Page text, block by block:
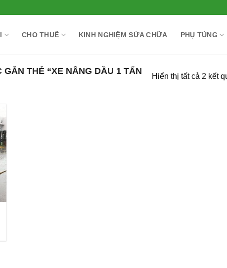
CHO THUÊ KINH NGHIỆM SỬA CHỮA PHỤ TÙNG
THẺ “XE NÂNG DẦU 1 TẤN
Hiển thị tất cả 2 kết